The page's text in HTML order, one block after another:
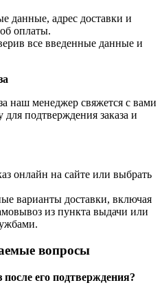
данные, адрес доставки и
оплаты.
все введенные данные и
наш менеджер свяжется с вами
подтверждения заказа и
онлайн на сайте или выбрать
варианты доставки, включая
из пункта выдачи или
вопросы
после его подтверждения?